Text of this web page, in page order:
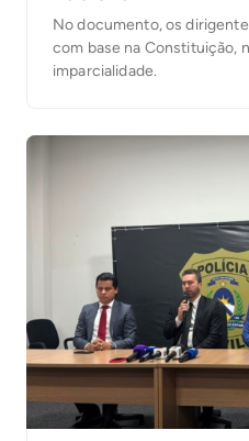
No documento, os
com base na Constituição,
imparcialidade.